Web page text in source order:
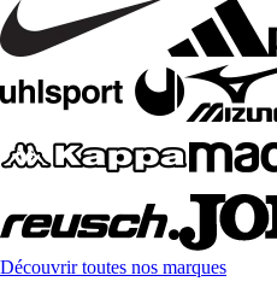
Découvrir toutes nos marques